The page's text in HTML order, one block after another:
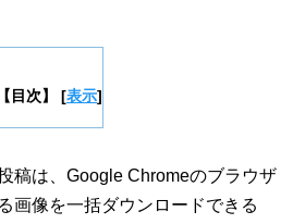
【目次】 [表示]
稿は、Google Chromeのブラウザ
画像を一括ダウンロードできる